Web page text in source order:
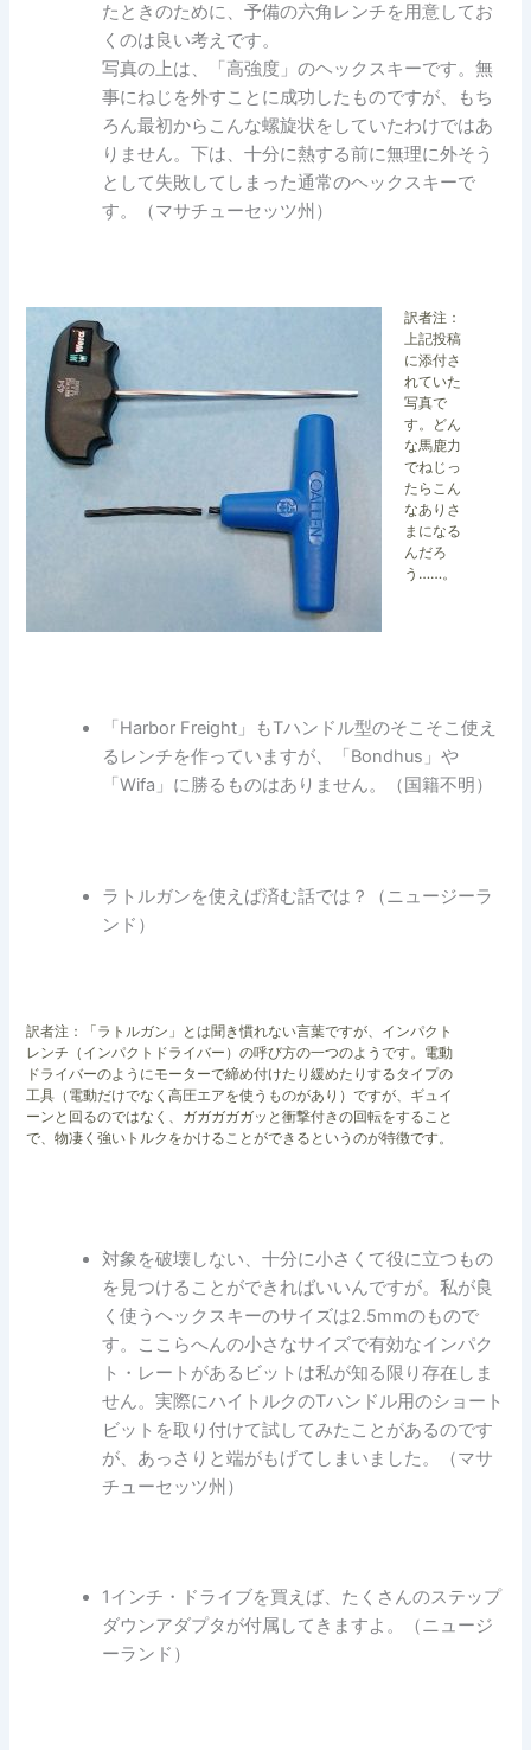
たときのために、予備の六角レンチを用意してお
くのは良い考えです。
写真の上は、「高強度」のヘックスキーです。無
事にねじを外すことに成功したものですが、もち
ろん最初からこんな螺旋状をしていたわけではあ
りません。下は、十分に熱する前に無理に外そう
として失敗してしまった通常のヘックスキーで
す。（マサチューセッツ州）
訳者注：
上記投稿
に添付さ
れていた
写真で
す。どん
な馬鹿力
でねじっ
たらこん
なありさ
まになる
んだろ
う……。
「Harbor Freight」もTハンドル型のそこそこ使え
るレンチを作っていますが、「Bondhus」や
「Wifa」に勝るものはありません。（国籍不明）
ラトルガンを使えば済む話では？（ニュージーラ
ンド）
訳者注：「ラトルガン」とは聞き慣れない言葉ですが、インパクト
レンチ（インパクトドライバー）の呼び方の一つのようです。電動
ドライバーのようにモーターで締め付けたり緩めたりするタイプの
工具（電動だけでなく高圧エアを使うものがあり）ですが、ギュイ
ーンと回るのではなく、ガガガガガッと衝撃付きの回転をすること
で、物凄く強いトルクをかけることができるというのが特徴です。
対象を破壊しない、十分に小さくて役に立つもの
を見つけることができればいいんですが。私が良
く使うヘックスキーのサイズは2.5mmのもので
す。ここらへんの小さなサイズで有効なインパク
ト・レートがあるビットは私が知る限り存在しま
せん。実際にハイトルクのTハンドル用のショート
ビットを取り付けて試してみたことがあるのです
が、あっさりと端がもげてしまいました。（マサ
チューセッツ州）
1インチ・ドライブを買えば、たくさんのステップ
ダウンアダプタが付属してきますよ。（ニュージ
ーランド）